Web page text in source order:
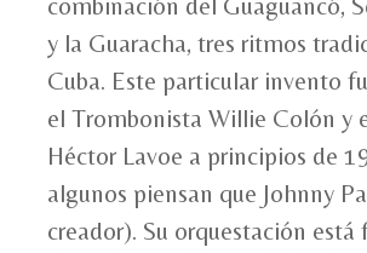
combinación del Guaguancó,
y la Guaracha, tres ritmos
Cuba. Este particular invento
el Trombonista Willie Colón y
Héctor Lavoe a principios de
algunos piensan que Johnny
creador). Su orquestación